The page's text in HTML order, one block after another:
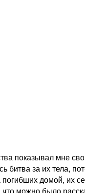
показывал мне
за их тела,
погибших домой,
можно было